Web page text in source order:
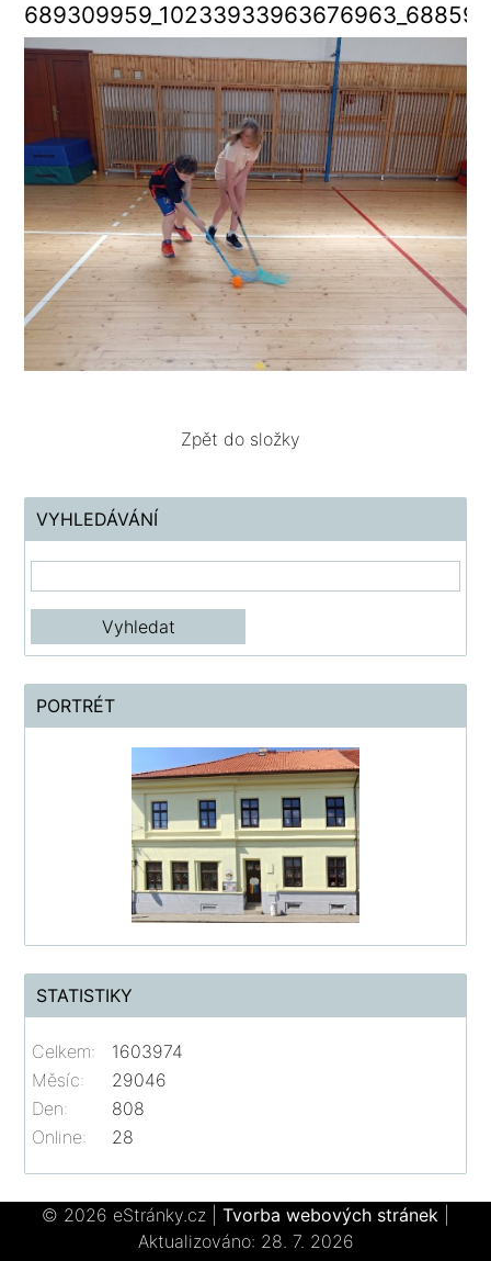
Zpět do složky
VYHLEDÁVÁNÍ
PORTRÉT
STATISTIKY
Online: 28
Celkem:
1603974
Měsíc:
29046
Den:
808
© 2026 eStránky.cz Tvorba webových stránek
Aktualizováno: 28. 7. 2026